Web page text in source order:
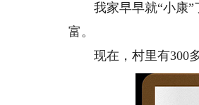
我家早早就“小康”
富。
现在，村里有300多